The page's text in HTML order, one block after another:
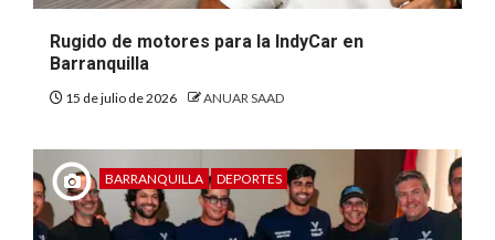
Rugido de motores para la IndyCar en
Barranquilla
15 de julio de 2026 ANUAR SAAD
BARRANQUILLA DEPORTES